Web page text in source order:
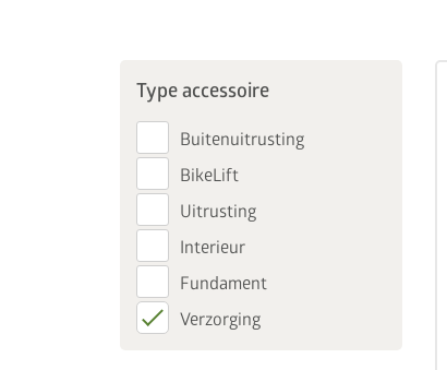
Type accessoire
Buitenuitrusting
BikeLift
Uitrusting
Interieur
Fundament
Verzorging